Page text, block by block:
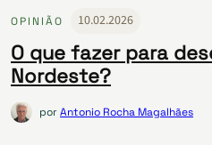
OPINIÃO 10.02.2026
O que fazer para
Nordeste?
porAntonio Rocha Magalhães